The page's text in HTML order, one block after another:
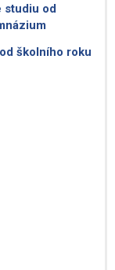
studiu od
školního roku